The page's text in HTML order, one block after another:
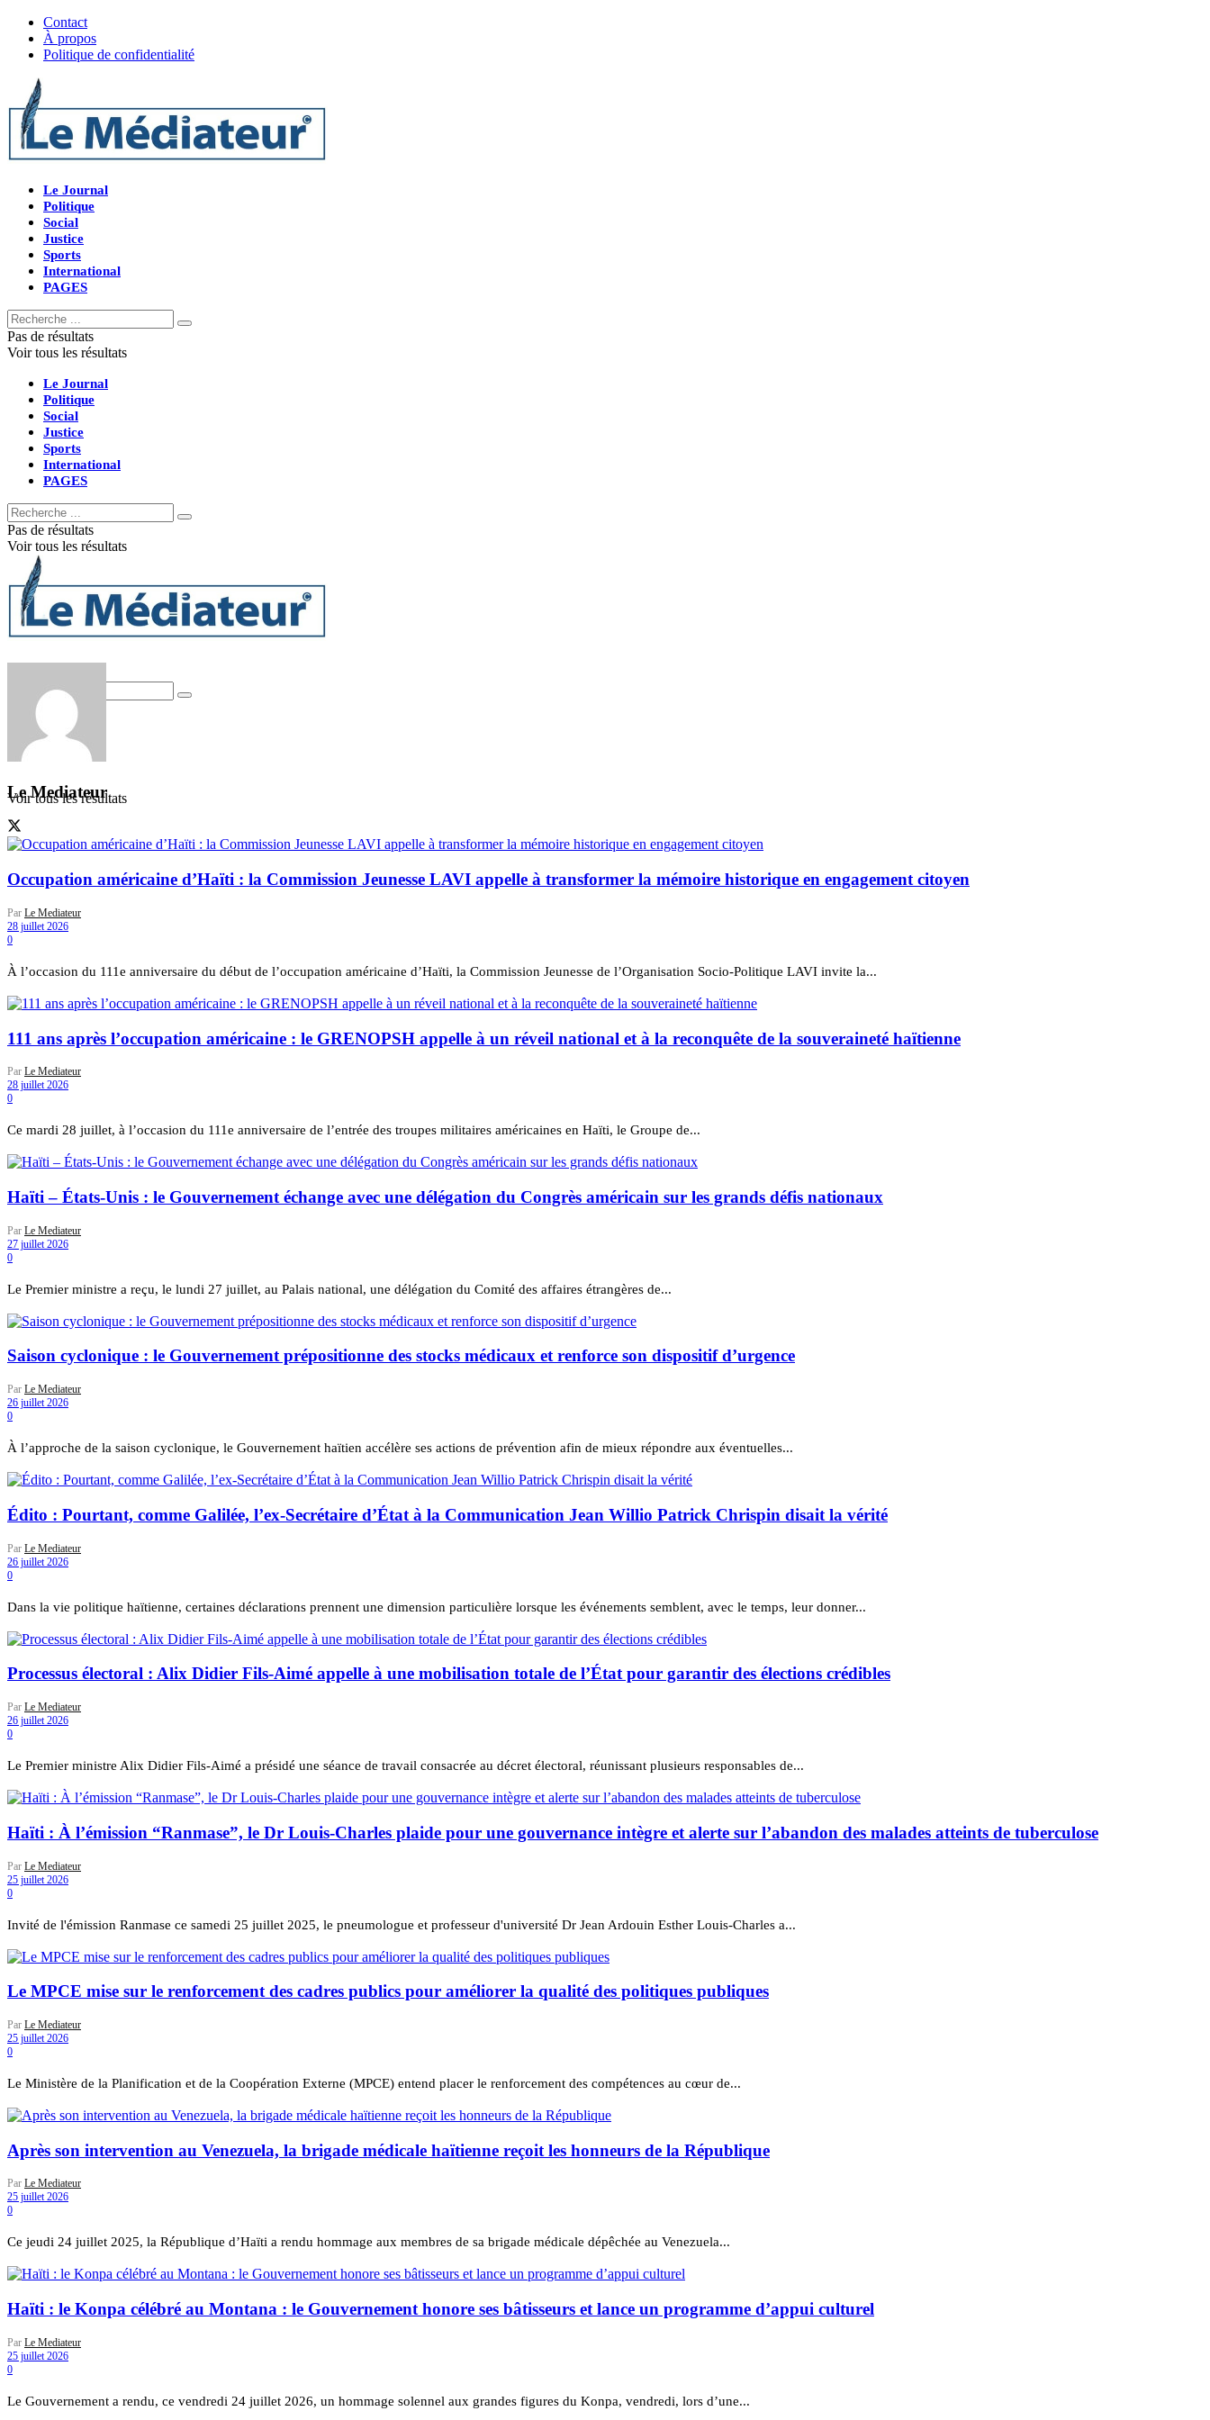
Contact
À propos
Politique de confidentialité
Le Journal
Politique
Social
Justice
Sports
International
PAGES
Pas de résultats
Voir tous les résultats
Le Journal
Politique
Social
Justice
Sports
International
PAGES
Pas de résultats
Voir tous les résultats
Pas de résultats
Voir tous les résultats
Le Mediateur
Occupation américaine d’Haïti : la Commission Jeunesse LAVI appelle à transformer la mémoire historique en engagement citoyen
Par Le Mediateur
28 juillet 2026
0
À l’occasion du 111e anniversaire du début de l’occupation américaine d’Haïti, la Commission Jeunesse de l’Organisation Socio-Politique LAVI invite la...
111 ans après l’occupation américaine : le GRENOPSH appelle à un réveil national et à la reconquête de la souveraineté haïtienne
Par Le Mediateur
28 juillet 2026
0
Ce mardi 28 juillet, à l’occasion du 111e anniversaire de l’entrée des troupes militaires américaines en Haïti, le Groupe de...
Haïti – États-Unis : le Gouvernement échange avec une délégation du Congrès américain sur les grands défis nationaux
Par Le Mediateur
27 juillet 2026
0
Le Premier ministre a reçu, le lundi 27 juillet, au Palais national, une délégation du Comité des affaires étrangères de...
Saison cyclonique : le Gouvernement prépositionne des stocks médicaux et renforce son dispositif d’urgence
Par Le Mediateur
26 juillet 2026
0
À l’approche de la saison cyclonique, le Gouvernement haïtien accélère ses actions de prévention afin de mieux répondre aux éventuelles...
Édito : Pourtant, comme Galilée, l’ex-Secrétaire d’État à la Communication Jean Willio Patrick Chrispin disait la vérité
Par Le Mediateur
26 juillet 2026
0
Dans la vie politique haïtienne, certaines déclarations prennent une dimension particulière lorsque les événements semblent, avec le temps, leur donner...
Processus électoral : Alix Didier Fils-Aimé appelle à une mobilisation totale de l’État pour garantir des élections crédibles
Par Le Mediateur
26 juillet 2026
0
Le Premier ministre Alix Didier Fils-Aimé a présidé une séance de travail consacrée au décret électoral, réunissant plusieurs responsables de...
Haïti : À l’émission “Ranmase”, le Dr Louis-Charles plaide pour une gouvernance intègre et alerte sur l’abandon des malades atteints de tuberculose
Par Le Mediateur
25 juillet 2026
0
Invité de l'émission Ranmase ce samedi 25 juillet 2025, le pneumologue et professeur d'université Dr Jean Ardouin Esther Louis-Charles a...
Le MPCE mise sur le renforcement des cadres publics pour améliorer la qualité des politiques publiques
Par Le Mediateur
25 juillet 2026
0
Le Ministère de la Planification et de la Coopération Externe (MPCE) entend placer le renforcement des compétences au cœur de...
Après son intervention au Venezuela, la brigade médicale haïtienne reçoit les honneurs de la République
Par Le Mediateur
25 juillet 2026
0
Ce jeudi 24 juillet 2025, la République d’Haïti a rendu hommage aux membres de sa brigade médicale dépêchée au Venezuela...
Haïti : le Konpa célébré au Montana : le Gouvernement honore ses bâtisseurs et lance un programme d’appui culturel
Par Le Mediateur
25 juillet 2026
0
Le Gouvernement a rendu, ce vendredi 24 juillet 2026, un hommage solennel aux grandes figures du Konpa, vendredi, lors d’une...